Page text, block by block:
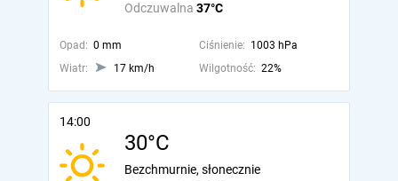
Odczuwalna 37°C
Opad: 0 mm Ciśnienie: 1003 hPa
Wiatr:
17 km/h Wilgotność: 22%
14:00
30°C
Bezchmurnie, słonecznie